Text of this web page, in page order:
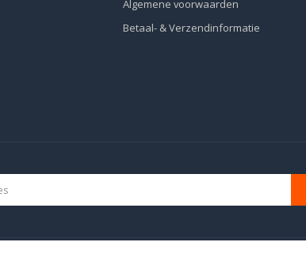
Algemene voorwaarden
Betaal- & Verzendinformatie